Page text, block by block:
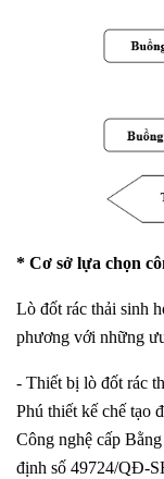
* Cơ sở lựa chọn
Lò đốt rác thải sinh
phương với những
- Thiết bị lò đốt rác
Phú thiết kế chế tạo
Công nghệ cấp
định số 49724/QĐ-